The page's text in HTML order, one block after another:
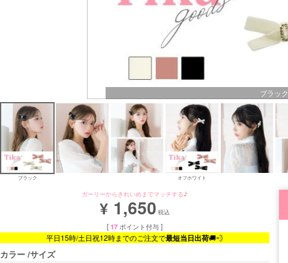
ブラック
ブラック オフホワイト
ガーリーからきれいめまでマッチする♪
¥ 1,650 税込
[17 ポイント付与 ]
平日15時/土日祝12時までのご注文で最短当日出荷🚚💨
カラー サイズ